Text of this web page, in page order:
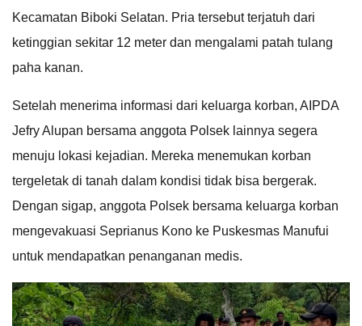
Kecamatan Biboki Selatan. Pria tersebut terjatuh dari
ketinggian sekitar 12 meter dan mengalami patah tulang
paha kanan.
Setelah menerima informasi dari keluarga korban, AIPDA
Jefry Alupan bersama anggota Polsek lainnya segera
menuju lokasi kejadian. Mereka menemukan korban
tergeletak di tanah dalam kondisi tidak bisa bergerak.
Dengan sigap, anggota Polsek bersama keluarga korban
mengevakuasi Seprianus Kono ke Puskesmas Manufui
untuk mendapatkan penanganan medis.